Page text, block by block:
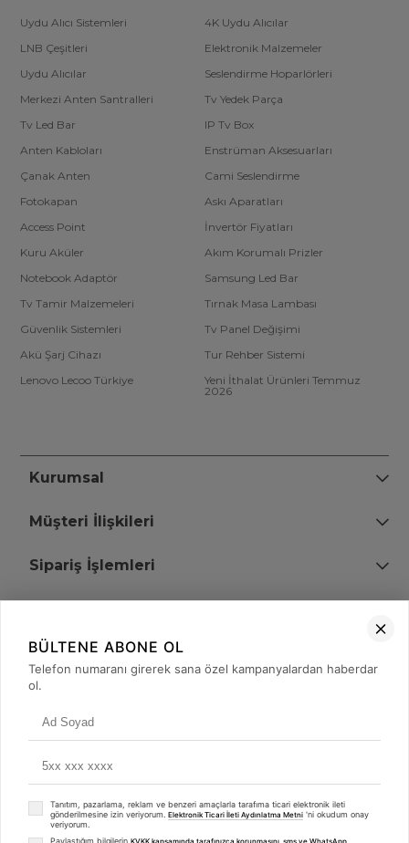
Uydu Alıcı Sistemleri
4K Uydu Alıcılar
LNB Çeşitleri
Elektronik Malzemeler
Uydu Alıcılar
Seslendirme Hoparlörleri
Merkezi Anten Santralleri
Tv Yedek Parça
Tv Led Bar
IP Tv Box
Anten Kabloları
Enstrüman Aksesuarları
Çanak Anten
Cami Seslendirme
Fotokapan
Askı Aparatları
Access Point
İnvertör Fiyatları
Kuru Aküler
Akım Korumalı Prizler
Notebook Adaptör
Samsung Led Bar
Tv Tamir Malzemeleri
Tırnak Masa Lambası
Güvenlik Sistemleri
Tv Panel Değişimi
Akü Şarj Cihazı
Tur Rehber Sistemi
Lenovo Lecoo Türkiye
Yeni İthalat Ürünleri Temmuz
2026
Kurumsal
Müşteri İlişkileri
Sipariş İşlemleri
+90 (850) 473 08 08
BÜLTENE ABONE OL
Telefon numaranı girerek sana özel kampanyalardan haberdar
ol.
Tanıtım, pazarlama, reklam ve benzeri amaçlarla tarafıma ticari elektronik ileti
gönderilmesine izin veriyorum. Elektronik Ticari İleti Aydınlatma Metni 'ni okudum onay
veriyorum.
Paylaştığım bilgilerin KVKK kapsamında tarafınızca korunmasını, sms ve WhatsApp